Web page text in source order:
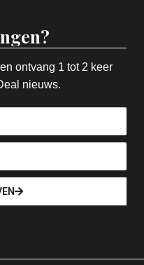
ontvang 1 tot 2 keer
nieuws.